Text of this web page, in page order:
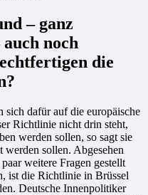
– ganz
noch
die
dafür auf die europäische
Richtlinie nicht drin steht,
werden sollen, so sagt sie
werden sollen. Abgesehen
weitere Fragen gestellt
ist die Richtlinie in Brüssel
Deutsche Innenpolitiker